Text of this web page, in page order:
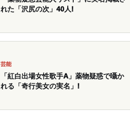
れた「沢尻の次」40人!
芸能
「紅白出場女性歌手A」薬物疑惑で囁か
れる「奇行美女の実名」!